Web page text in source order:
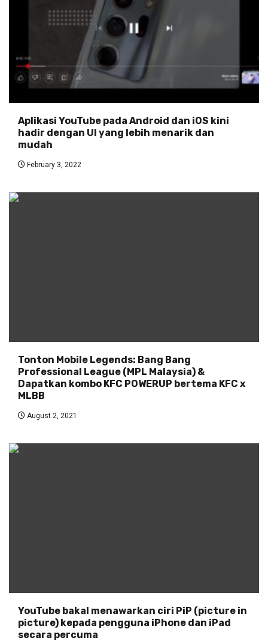
Aplikasi YouTube pada Android dan iOS kini
hadir dengan UI yang lebih menarik dan
mudah
February 3, 2022
Tonton Mobile Legends: Bang Bang
Professional League (MPL Malaysia) &
Dapatkan kombo KFC POWERUP bertema KFC x
MLBB
August 2, 2021
YouTube bakal menawarkan ciri PiP (picture in
picture) kepada pengguna iPhone dan iPad
secara percuma